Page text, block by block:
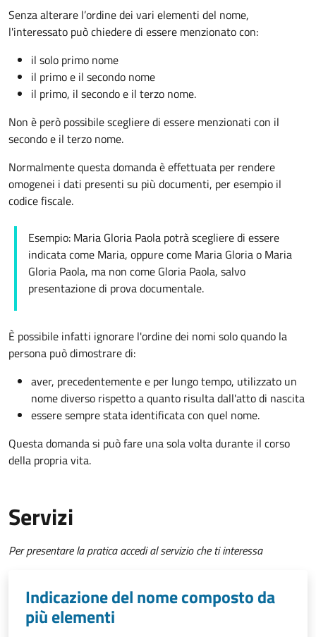
Senza alterare l’ordine dei vari elementi del nome,
l'interessato può chiedere di essere menzionato con:
il solo primo nome
il primo e il secondo nome
il primo, il secondo e il terzo nome.
Non è però possibile scegliere di essere menzionati con il
secondo e il terzo nome.
Normalmente questa domanda è effettuata per rendere
omogenei i dati presenti su più documenti, per esempio il
codice fiscale.
Esempio: Maria Gloria Paola potrà scegliere di essere
indicata come Maria, oppure come Maria Gloria o Maria
Gloria Paola, ma non come Gloria Paola, salvo
presentazione di prova documentale.
È possibile infatti ignorare l'ordine dei nomi solo quando la
persona può dimostrare di:
aver, precedentemente e per lungo tempo, utilizzato un
nome diverso rispetto a quanto risulta dall'atto di nascita
essere sempre stata identificata con quel nome.
Questa domanda si può fare una sola volta durante il corso
della propria vita.
Servizi
Per presentare la pratica accedi al servizio che ti interessa
Indicazione del nome composto da
più elementi